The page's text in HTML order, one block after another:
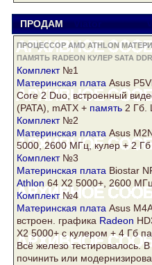
ПРОДАМ Viator
ПРОЦЕССОР AMD ATHLON
ПАМЯТЬ RADEON КУЛЕР SATA
Комплект№1
Материнская плата Asus
Core 2 Duo, встроенный
(PATA), mATX + память 2 Гб.
Комплект№2
Материнская плата Asus
5000, 2600 МГц,кулер+ 2 Гб
Комплект№3
Материнская плата Biostar
Athlon 64 Х2 5000+, 2600
Комплект№4
Материнская плата Asus
встроен. графика Radeon
Х2 5000+ скулером + 4 Гб
Всё железо тестировалось.
починить или